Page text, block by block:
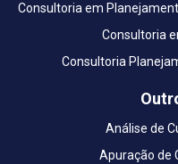
Consultoria em
Consultoria
Consultoria
Análise de
Apuração de